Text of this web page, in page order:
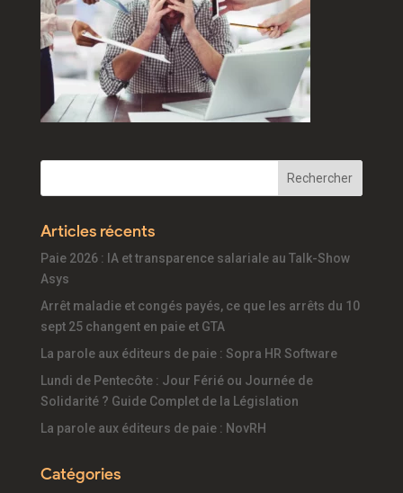
Articles récents
Paie 2026 : IA et transparence salariale au Talk-Show
Asys
Arrêt maladie et congés payés, ce que les arrêts du 10
sept 25 changent en paie et GTA
La parole aux éditeurs de paie : Sopra HR Software
Lundi de Pentecôte : Jour Férié ou Journée de
Solidarité ? Guide Complet de la Législation
La parole aux éditeurs de paie : NovRH
Catégories